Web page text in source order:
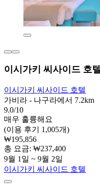
이시가키 씨사이드 호텔
이시가키 씨사이드 호텔
가비라 - 나구라에서 7.2km
9.0/10
매우 훌륭해요
(이용 후기 1,005개)
₩195,856
총 요금: ₩237,400
9월 1일 ~ 9월 2일
이시가키 씨사이드 호텔